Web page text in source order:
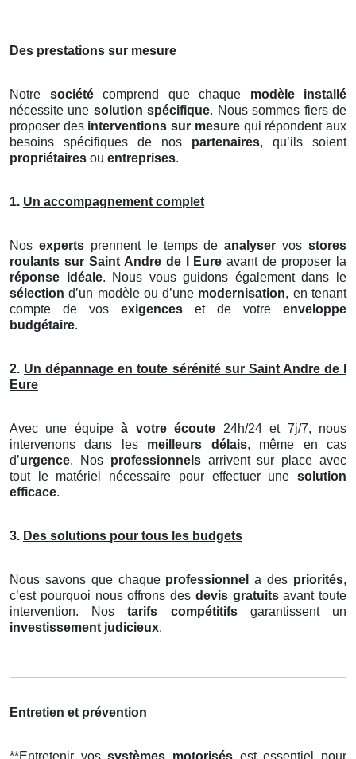
Des prestations sur mesure
Notre sociétécomprend que chaque modèle installé
nécessite une solution spécifique. Nous sommes fiers de
proposer des interventions sur mesurequi répondent aux
besoins spécifiques de nos partenaires, qu’ils soient
propriétaires ou entreprises.
1. Un accompagnement complet
Nos expertsprennent le temps deanalyser vos stores
roulants sur Saint Andre de l Eureavant de proposer la
réponse idéale. Nous vous guidons également dans le
sélection d’un modèle ou d’une modernisation, en tenant
compte de vos exigences et de votre enveloppe
budgétaire.
2. Un dépannage en toute sérénité sur Saint Andre de l
Eure
Avec une équipeà votre écoute 24h/24 et 7j/7, nous
intervenons dans les meilleurs délais, même en cas
d’urgence. Nos professionnelsarrivent sur place avec
tout le matériel nécessaire pour effectuer une solution
efficace.
3. Des solutions pour tous les budgets
Nous savons que chaque professionnel a des priorités,
c’est pourquoi nous offrons des devis gratuitsavant toute
intervention. Nostarifs compétitifsgarantissent un
investissement judicieux.
Entretien et prévention
**Entretenir vossystèmes motorisés est essentiel pour